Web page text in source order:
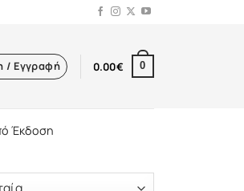
/ Εγγραφή 0.00€ 0
Έκδοση